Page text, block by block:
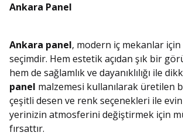
Ankara Panel
Ankara panel, modern iç mekanlar
seçimdir. Hem estetik açıdan şık bir
hem de sağlamlık ve dayanıklılığı ile
panel malzemesi kullanılarak üretilen
çeşitli desen ve renk seçenekleri ile
yerinizin atmosferini değiştirmek için
fırsattır.